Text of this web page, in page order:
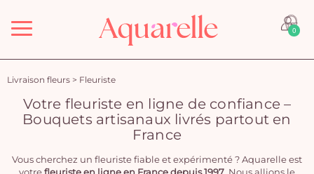
Menu 0
Livraison fleurs > Fleuriste
Votre fleuriste en ligne de confiance –
Bouquets artisanaux livrés partout en
France
Vous cherchez un fleuriste fiable et expérimenté ? Aquarelle est